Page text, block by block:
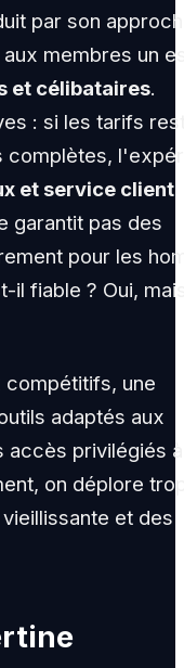
par son
membres un
et célibataires.
: si les tarifs
complètes,
et service client
garantit pas des
pour les
il fiable ? Oui,
compétitifs, une
adaptés aux
accès privilégiés
on déplore
et des